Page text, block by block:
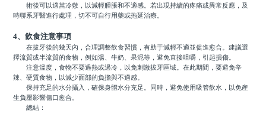
術後可以適當冷敷，以減輕腫脹和不適感。若出現持續的疼痛或異常反應，及
時聯系牙醫進行處理，切不可自行用藥或拖延治療。
4、飲食注意事項
在拔牙後的幾天內，合理調整飲食習慣，有助于減輕不適並促進愈合。建議選
擇流質或半流質的食物，例如湯、牛奶、果泥等，避免直接咀嚼，引起損傷。
注意溫度，食物不要過熱或過冷，以免刺激拔牙區域。在此期間，要避免辛
辣、硬質食物，以減少面部的負擔與不適感。
保持充足的水分攝入，確保身體水分充足。同時，避免使用吸管飲水，以免産
生負壓影響傷口愈合。
總結：